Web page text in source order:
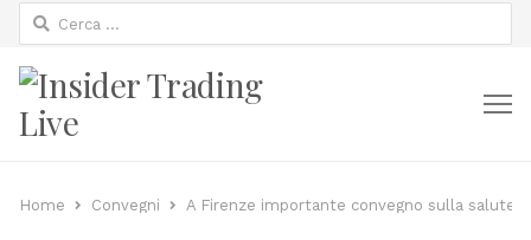
Ricerca
per:
Home Convegni A Firenze importante convegno sulla salute